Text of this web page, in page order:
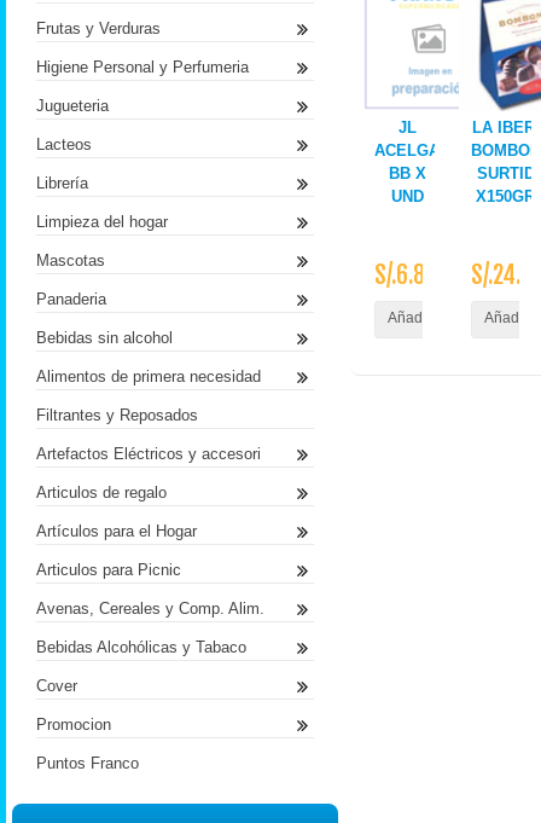
JL
ACELGA
BB X
UND
S/.6.80
Añadir al Carrito
LA
X150GR
S/
Añadir
Frutas y Verduras
Higiene Personal y Perfumeria
Jugueteria
Lacteos
Librería
Limpieza del hogar
Mascotas
Panaderia
Bebidas sin alcohol
Alimentos de primera necesidad
Filtrantes y Reposados
Artefactos Eléctricos y accesori
Articulos de regalo
Artículos para el Hogar
Articulos para Picnic
Avenas, Cereales y Comp. Alim.
Bebidas Alcohólicas y Tabaco
Cover
Promocion
Puntos Franco